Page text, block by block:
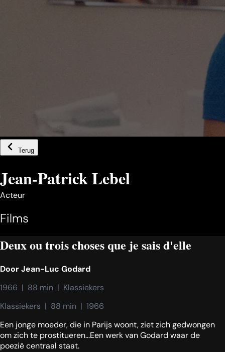
Terug
Jean-Patrick Lebel
Acteur
Films
Deux ou trois choses que je sais d'elle
DoorJean-Luc Godard
1966  |  88 min  |  Klassiekers
Klassiekers  |  88 min  |  1966
Een jonge moeder, die in Parijs woont, ziet zich gedwongen
om zich te prostitueren...Een werk van Godard waar de
poezië centraal staat.